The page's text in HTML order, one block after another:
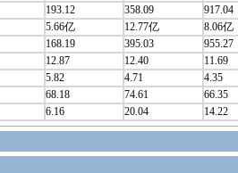
193.12 358.09
917.04
5.66亿 12.77亿
8.06亿
168.19 395.03
955.27
12.87 12.40
11.69
5.82 4.71
4.35
68.18 74.61
66.35
6.16 20.04 14.22